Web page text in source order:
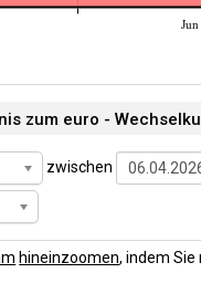
Jun
zum euro -
zwischen
hineinzoomen, indem